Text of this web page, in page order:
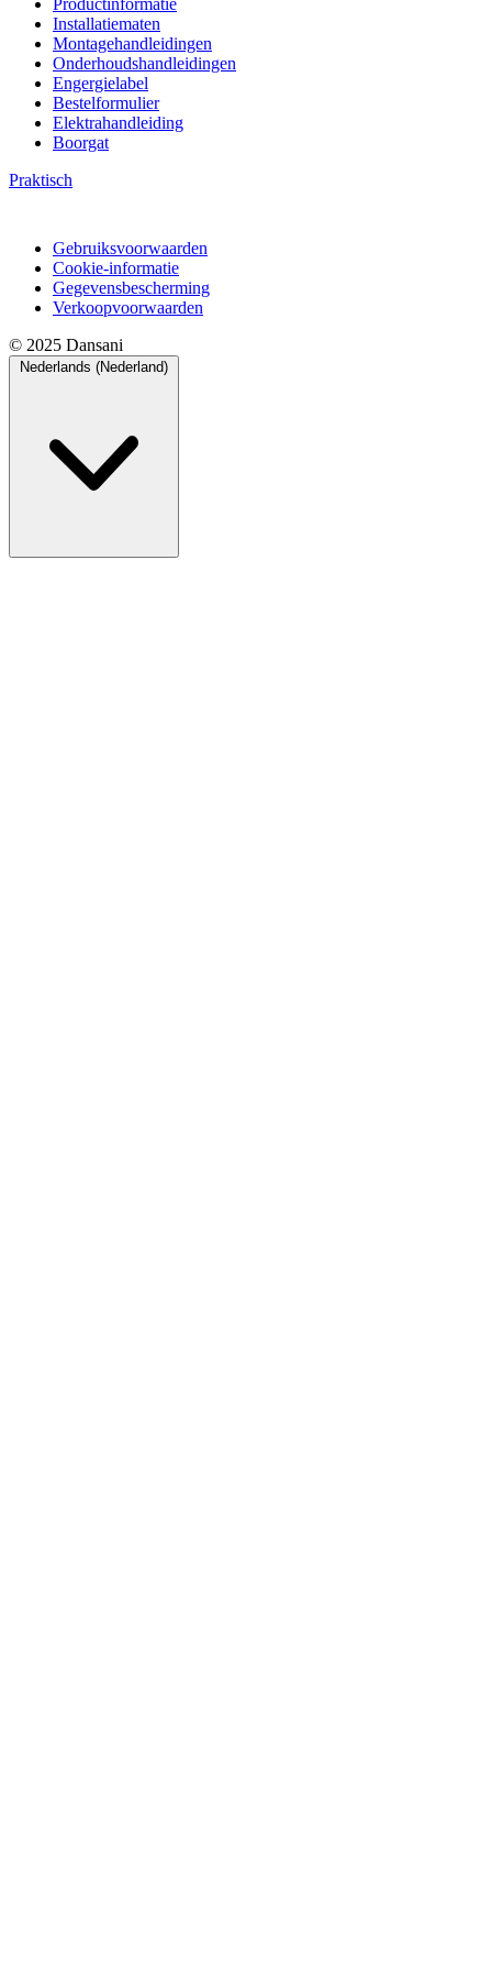
Installatiematen
Montagehandleidingen
Onderhoudshandleidingen
Engergielabel
Bestelformulier
Elektrahandleiding
Boorgat
Praktisch
Gebruiksvoorwaarden
Cookie-informatie
Gegevensbescherming
Verkoopvoorwaarden
© 2025 Dansani
Nederlands (Nederland)